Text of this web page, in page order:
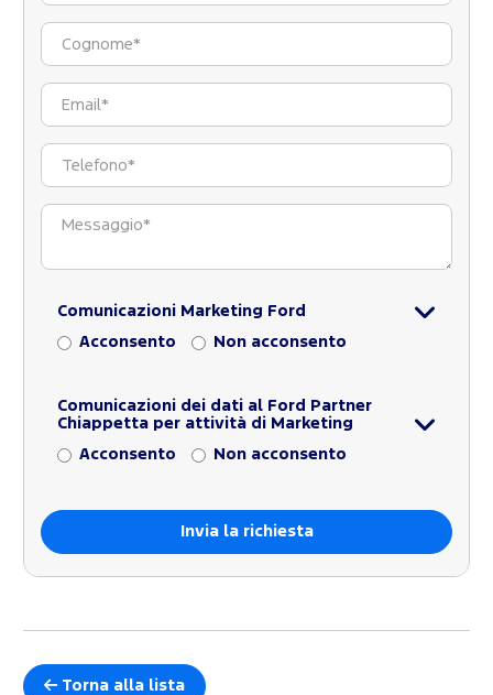
Comunicazioni Marketing Ford
Acconsento Non acconsento
Comunicazioni dei dati al Ford Partner
Chiappetta per attività di Marketing
Acconsento Non acconsento
Torna alla lista